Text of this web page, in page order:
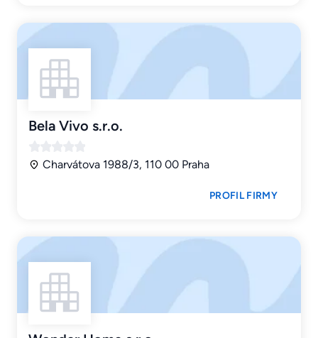
Bela Vivo s.r.o.
Charvátova 1988/3, 110 00 Praha
PROFIL FIRMY